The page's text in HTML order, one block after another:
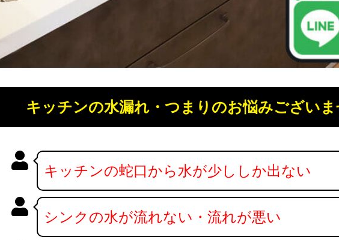
キッチンの水漏れ・つまりのお悩みござい
キッチンの蛇口から水が少ししか出ない
シンクの水が流れない・流れが悪い